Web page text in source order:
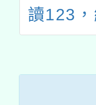
讀123
生的經
本】校